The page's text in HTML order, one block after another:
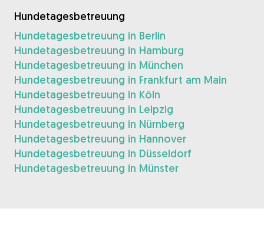
Hundetagesbetreuung
Hundetagesbetreuung in Berlin
Hundetagesbetreuung in Hamburg
Hundetagesbetreuung in München
Hundetagesbetreuung in Frankfurt am Main
Hundetagesbetreuung in Köln
Hundetagesbetreuung in Leipzig
Hundetagesbetreuung in Nürnberg
Hundetagesbetreuung in Hannover
Hundetagesbetreuung in Düsseldorf
Hundetagesbetreuung in Münster